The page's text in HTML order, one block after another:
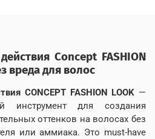
Concept FASHION
вреда для волос
CONCEPT FASHION LOOK —
инструмент для создания
оттенков на волосах без
или аммиака. Это must-have